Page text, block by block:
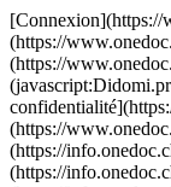
[Connexion](https://
(https://
(https://
(https://
(https://
(https://